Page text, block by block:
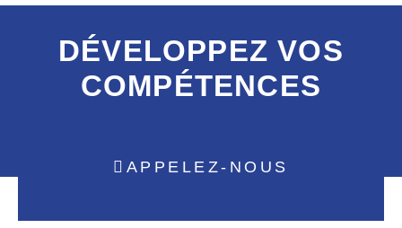
DÉVELOPPEZ VOS
COMPÉTENCES
APPELEZ-NOUS